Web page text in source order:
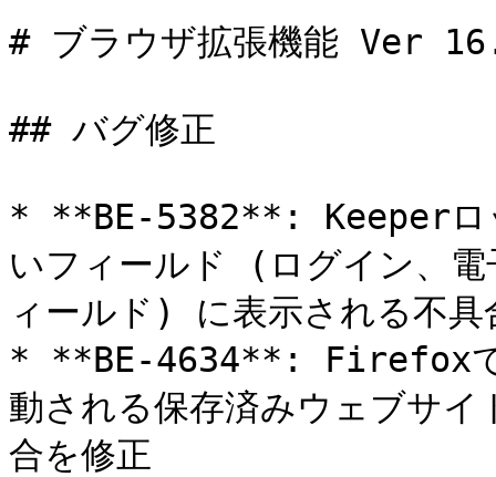
# ブラウザ拡張機能 Ver
## バグ修正
* **BE-5382**: Keeperロ
いフィールド (ログイン、電
ィールド) に表示される不具
* **BE-4634**: Firefoxで
動される保存済みウェブサ
合を修正